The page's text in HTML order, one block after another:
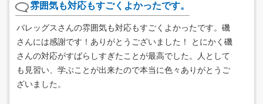
雰囲気も対応もすごくよかったです。
バレッグスさんの雰囲気も対応もすごくよかったです。磯
さんには感謝です！ありがとうございました！ とにかく磯
さんの対応がすばらしすぎたことが最高でした。人として
も見習い、学ぶことが出来たので本当に色々ありがとうご
ざいました。